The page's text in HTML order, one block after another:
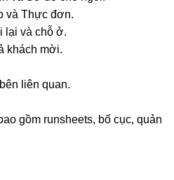
và Thực đơn.
lại và chỗ ở.
khách mời.
liên quan.
gồm runsheets, bố cục, quản